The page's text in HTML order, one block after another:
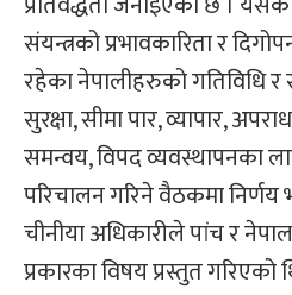
संयन्त्रको प्रभावकारिता र
रहेका नेपालीहरुको गतिविधि र
सुरक्षा, सीमा पार, व्यापार,
समन्वय, विपद व्यवस्थापनका
परिचालन गरिने वैठकमा निर्णय
चीनीया अधिकारीले पांच र
प्रकारका विषय प्रस्तुत गरिएको